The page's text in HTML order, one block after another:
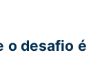
o desafio é